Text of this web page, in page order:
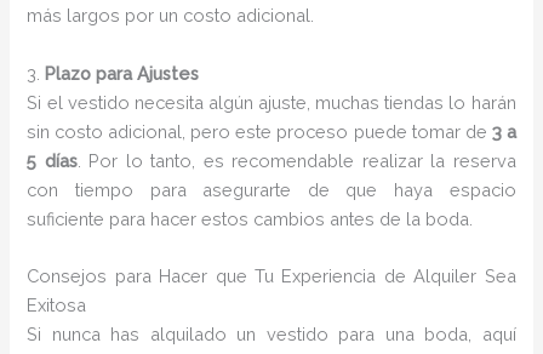
más largos por un costo adicional.
3. Plazo para Ajustes
Si el vestido necesita algún ajuste, muchas tiendas lo harán
sin costo adicional, pero este proceso puede tomar de 3 a
5 días. Por lo tanto, es recomendable realizar la reserva
con tiempo para asegurarte de que haya espacio
suficiente para hacer estos cambios antes de la boda.
Consejos para Hacer que Tu Experiencia de Alquiler Sea
Exitosa
Si nunca has alquilado un vestido para una boda, aquí